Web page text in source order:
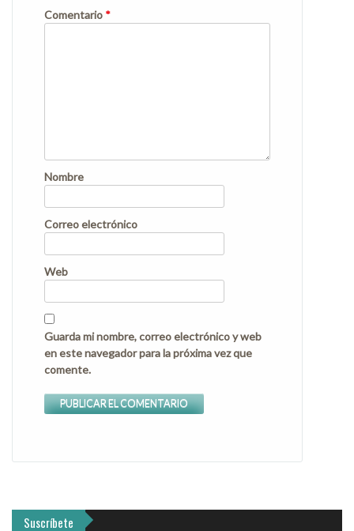
Comentario *
Nombre
Correo electrónico
Web
Guarda mi nombre, correo electrónico y web
en este navegador para la próxima vez que
comente.
Suscríbete